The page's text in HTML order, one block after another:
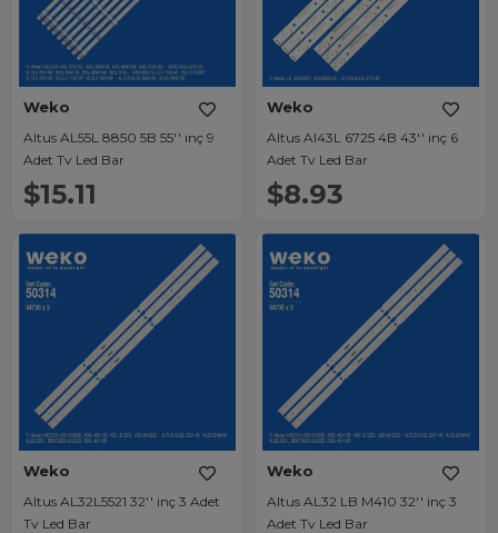
Weko
Altus AL55L 8850 5B 55'' inç 9
Adet Tv Led Bar
$15.11
Weko
Altus Al43L 6725 4B 43'' inç 6
Adet Tv Led Bar
$8.93
Weko
Altus AL32L5521 32'' inç 3 Adet
Tv Led Bar
Weko
Altus AL32 LB M410 32'' inç 3
Adet Tv Led Bar